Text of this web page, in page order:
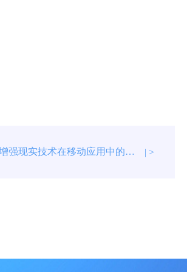
未来之眼：增强现实技术在移动应用中的突破与创新 | >